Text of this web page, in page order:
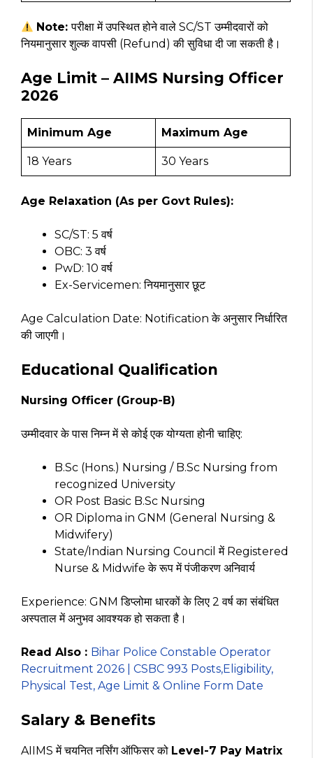
Note:परीक्षा में उपस्थित होने वाले SC/ST उम्मीदवारों को
नियमानुसार शुल्क वापसी (Refund) की सुविधा दी जा सकती है।
Age Limit – AIIMS Nursing Officer
2026
Minimum Age Maximum Age
18 Years 30 Years
Age Relaxation (As per Govt Rules):
SC/ST: 5 वर्ष
OBC: 3 वर्ष
PwD: 10 वर्ष
Ex-Servicemen: नियमानुसार छूट
Age Calculation Date: Notification के अनुसार निर्धारित
की जाएगी।
Educational Qualification
Nursing Officer (Group-B)
उम्मीदवार के पास निम्न में से कोई एक योग्यता होनी चाहिए:
B.Sc (Hons.) Nursing / B.Sc Nursing from
recognized University
OR Post Basic B.Sc Nursing
OR Diploma in GNM (General Nursing &
Midwifery)
State/Indian Nursing Council में Registered
Nurse & Midwife के रूप में पंजीकरण अनिवार्य
Experience: GNM डिप्लोमा धारकों के लिए 2 वर्ष का संबंधित
अस्पताल में अनुभव आवश्यक हो सकता है।
Read Also : Bihar Police Constable Operator
Recruitment 2026 | CSBC 993 Posts,Eligibility,
Physical Test, Age Limit & Online Form Date
Salary & Benefits
AIIMS में चयनित नर्सिंग ऑफिसर को Level-7 Pay Matrix